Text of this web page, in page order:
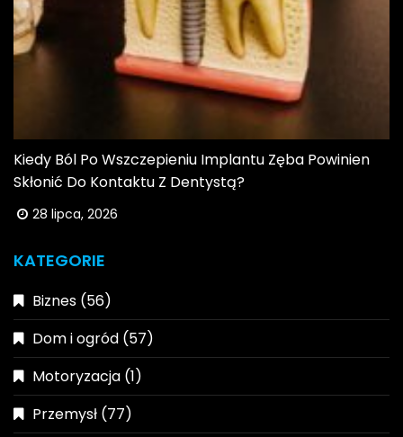
Kiedy Ból Po Wszczepieniu Implantu Zęba Powinien
Skłonić Do Kontaktu Z Dentystą?
28 lipca, 2026
KATEGORIE
Biznes (56)
Dom i ogród (57)
Motoryzacja (1)
Przemysł (77)